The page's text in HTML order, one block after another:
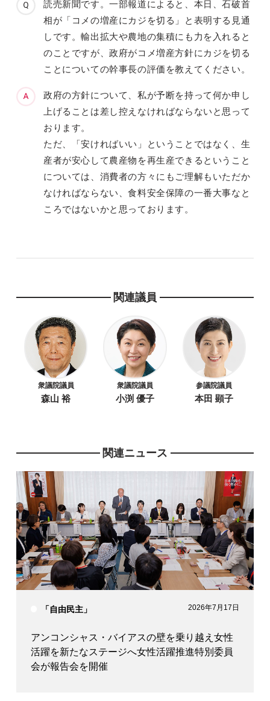
読売新聞です。一部報道によると、本日、石破首
相が「コメの増産にカジを切る」と表明する見通
しです。輸出拡大や農地の集積にも力を入れると
のことですが、政府がコメ増産方針にカジを切る
ことについての幹事長の評価を教えてください。
政府の方針について、私が予断を持って何か申し
上げることは差し控えなければならないと思って
おります。
ただ、「安ければいい」ということではなく、生
産者が安心して農産物を再生産できるということ
については、消費者の方々にもご理解もいただか
なければならない、食料安全保障の一番大事なと
ころではないかと思っております。
関連議員
衆議院議員
森山 裕
衆議院議員
小渕 優子
参議院議員
本田 顕子
関連ニュース
「自由民主」 2026年7月17日
アンコンシャス・バイアスの壁を乗り越え女性
活躍を新たなステージへ女性活躍推進特別委員
会が報告会を開催